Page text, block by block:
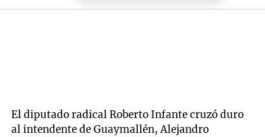
El diputado radical Roberto Infante cruzó duro
al intendente de Guaymallén, Alejandro